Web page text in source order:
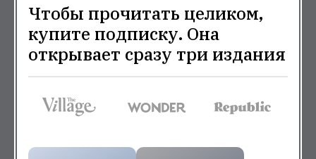
Чтобы прочитать целиком,
купите подписку. Она
открывает сразу три издания